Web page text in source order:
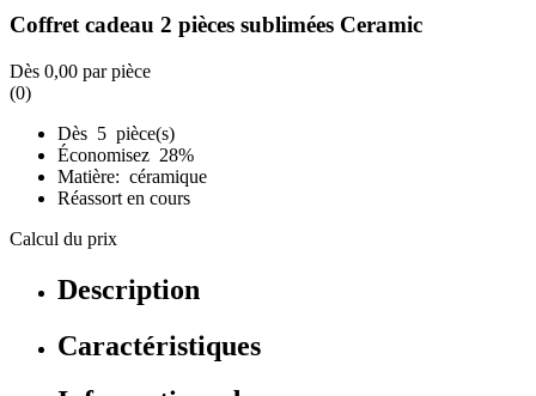
Coffret cadeau 2 pièces sublimées Ceramic
Dès 0,00 par pièce
(0)
Dès 5 pièce(s)
Économisez 28%
Matière: céramique
Réassort en cours
Calcul du prix
Description
Caractéristiques